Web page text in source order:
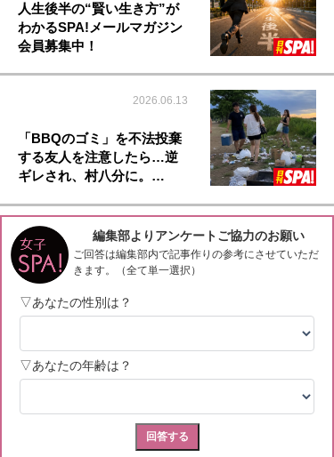
人生後半の“賢い生き方”が
わかるSPA!メールマガジン
会員募集中！
2026.06.13
「BBQのゴミ」を不法投棄
する友人を注意したら…逆
ギレされ、村八分に。…